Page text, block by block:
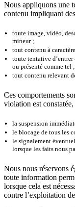
Nous appliquons une
contenu impliquant
toute image, vidéo,
mineur ;
tout contenu à
toute tentative
ou présenté comme tel ;
tout contenu relevant
Ces comportements
violation est
la suspension
le blocage de tous les
le signalement
lorsque les faits nous
Nous nous réservons
toute information
lorsque cela est
contre l’exploitation